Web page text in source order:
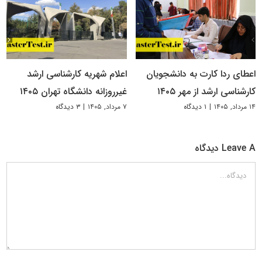
اعطای ردا کارت به دانشجویان
کارشناسی ارشد از مهر ۱۴۰۵
۱۴ مرداد, ۱۴۰۵ | ۱ دیدگاه
اعلام شهریه کارشناسی ارشد
غیرروزانه دانشگاه تهران ۱۴۰۵
۷ مرداد, ۱۴۰۵ | ۳ دیدگاه
Leave A دیدگاه
دیدگاه